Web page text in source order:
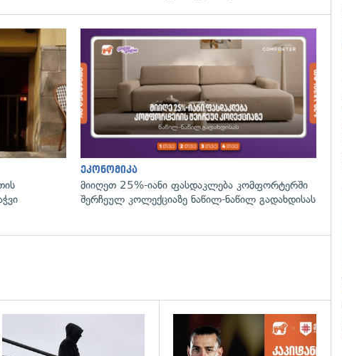
ეკონომიკა
მიიღეთ 25%-იანი ფასდაკლება კომფორტერში
შერჩეულ კოლექციაზე ნაწილ-ნაწილ გადახდისას
გადახედვა